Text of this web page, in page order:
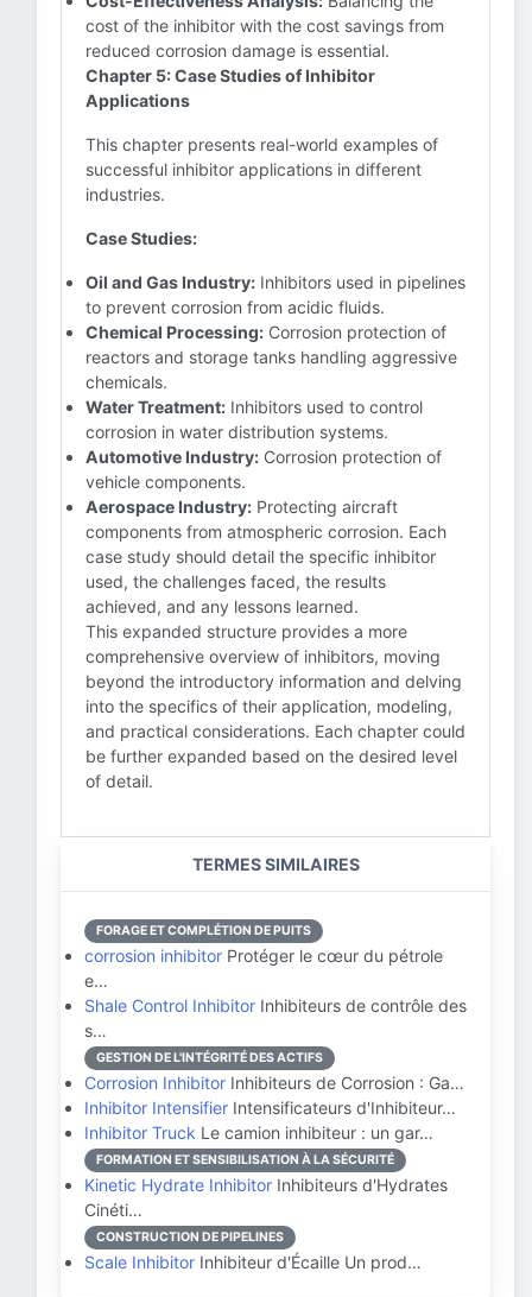
cost of the inhibitor with the cost savings from
reduced corrosion damage is essential.
Chapter 5: Case Studies of Inhibitor
Applications
This chapter presents real-world examples of
successful inhibitor applications in different
industries.
Case Studies:
Oil and Gas Industry: Inhibitors used in pipelines
to prevent corrosion from acidic fluids.
Chemical Processing: Corrosion protection of
reactors and storage tanks handling aggressive
chemicals.
Water Treatment: Inhibitors used to control
corrosion in water distribution systems.
Automotive Industry: Corrosion protection of
vehicle components.
Aerospace Industry: Protecting aircraft
components from atmospheric corrosion. Each
case study should detail the specific inhibitor
used, the challenges faced, the results
achieved, and any lessons learned.
This expanded structure provides a more
comprehensive overview of inhibitors, moving
beyond the introductory information and delving
into the specifics of their application, modeling,
and practical considerations. Each chapter could
be further expanded based on the desired level
of detail.
TERMES SIMILAIRES
FORAGE ET COMPLÉTION DE PUITS
corrosion inhibitor Protéger le cœur du pétrole
e…
Shale Control Inhibitor Inhibiteurs de contrôle des
s…
GESTION DE L'INTÉGRITÉ DES ACTIFS
Corrosion Inhibitor Inhibiteurs de Corrosion : Ga…
Inhibitor Intensifier Intensificateurs d'Inhibiteur…
Inhibitor Truck Le camion inhibiteur : un gar…
FORMATION ET SENSIBILISATION À LA SÉCURITÉ
Kinetic Hydrate Inhibitor Inhibiteurs d'Hydrates
Cinéti…
CONSTRUCTION DE PIPELINES
Scale Inhibitor Inhibiteur d'Écaille Un prod…